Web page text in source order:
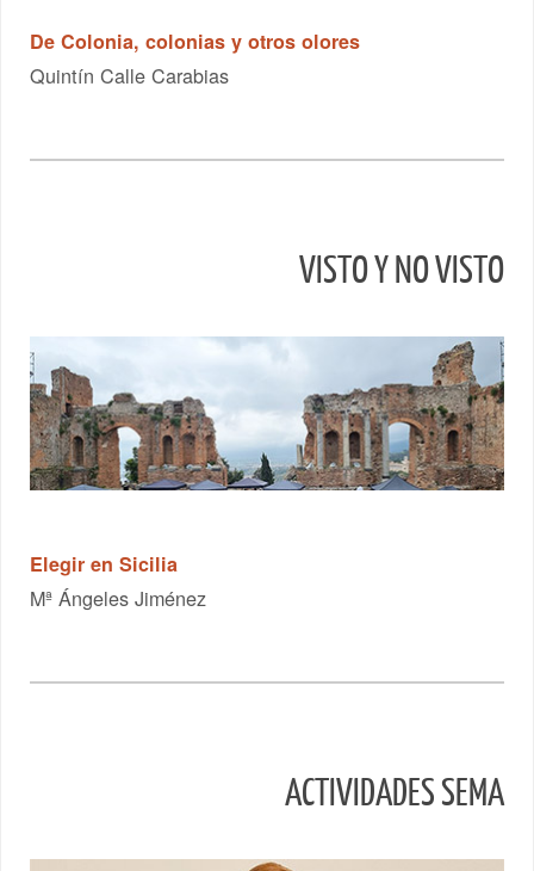
De Colonia, colonias y otros olores
Quintín Calle Carabias
VISTO Y NO VISTO
Elegir en Sicilia
Mª Ángeles Jiménez
ACTIVIDADES SEMA